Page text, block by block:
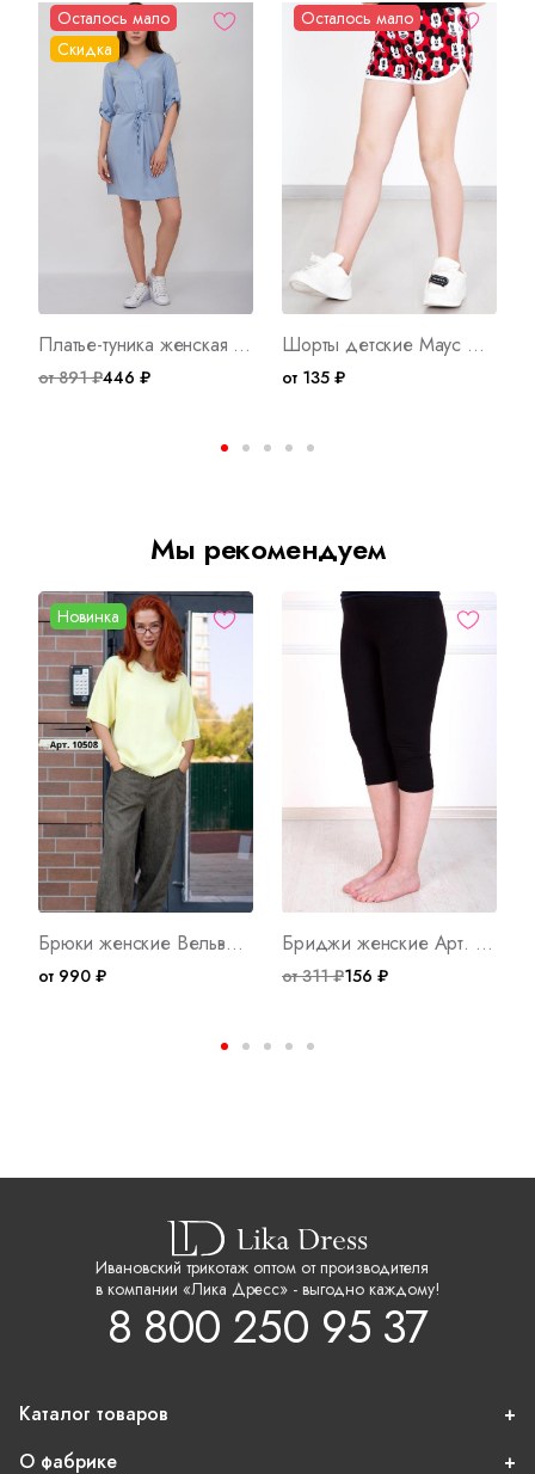
Осталось мало
Скидка
Платье-туника женская Луиза Е Арт. 7940
от 891 ₽446 ₽
Осталось мало
Шорты детские Маус Д Арт. 3606
от 135 ₽
Мы рекомендуем
Новинка
Брюки женские Вельвет З Арт. 10549
от 990 ₽
Бриджи женские Арт. 1810
от 311 ₽156 ₽
Ивановский трикотаж оптом от производителя
в компании «Лика Дресс» - выгодно каждому!
8 800 250 95 37
Каталог товаров
О фабрике